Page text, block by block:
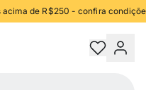
acima de R$250 - confira
2 horas